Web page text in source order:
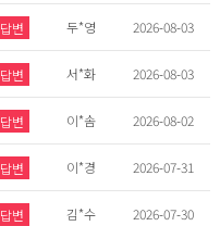
답변 두*영 2026-08-03
답변 서*화 2026-08-03
답변 이*솜 2026-08-02
답변 이*경 2026-07-31
답변 김*수 2026-07-30